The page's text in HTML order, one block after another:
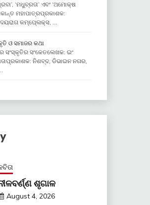
‘ମଧୁବ୍ରତା’ ଏବଂ ‘ଅମୋକ୍ଷ
ମହାପାତ୍ରପ୍ରକାଶକ:
କମ୍ପେ୍ଲକ୍ସ, …
ଓ ସମାଜର କଥା
ସଂସ୍କୃତିର ସଂକେତଲେଖକ: ଇଂ
ନିଶବ୍ଦ, ଡିଭାଇନ ନଗର,
ଶୃଗାଳ
August 4, 2026